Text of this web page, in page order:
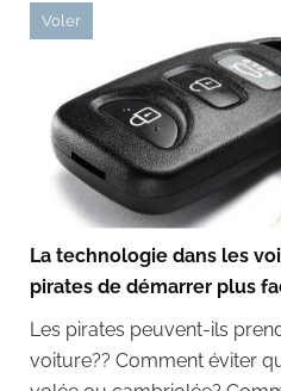
Voler
La technologie dans les
pirates de démarrer plus
Les pirates peuvent-ils
voiture?? Comment éviter